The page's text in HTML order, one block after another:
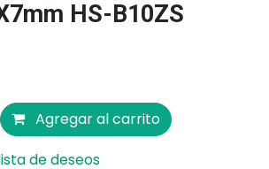
HS-B10ZS
Agregar al carrito
de deseos